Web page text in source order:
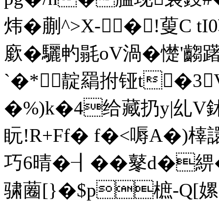
炜�蒯^>X-�!蓃C
廞�驪畃毾oV渦� 憷'齺
`�*靛羂拊铔t
�%)k�4给藏扔y|乣
盶!R+Ff� f�<嗕A�)橭譞
巧6晴�┨��鼕d�
骕蔨[}�$p樜-Q[嫘